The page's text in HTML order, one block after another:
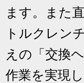
ます。また
トルクレン
えの「交換
作業を実現し